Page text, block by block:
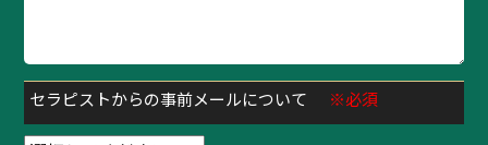
セラピストからの事前メールについて ※必須